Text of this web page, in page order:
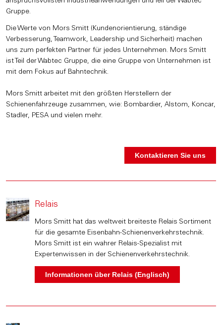
Gruppe.
Die Werte von Mors Smitt (Kundenorientierung, ständige
Verbesserung, Teamwork, Leadership und Sicherheit) machen
uns zum perfekten Partner für jedes Unternehmen. Mors Smitt
ist Teil der Wabtec Gruppe, die eine Gruppe von Unternehmen ist
mit dem Fokus auf Bahntechnik.
Mors Smitt arbeitet mit den größten Herstellern der
Schienenfahrzeuge zusammen, wie: Bombardier, Alstom, Koncar,
Stadler, PESA und vielen mehr.
Relais
Mors Smitt hat das weltweit breiteste Relais Sortiment
für die gesamte Eisenbahn-Schienenverkehrstechnik.
Mors Smitt ist ein wahrer Relais-Spezialist mit
Expertenwissen in der Schienenverkehrstechnik.